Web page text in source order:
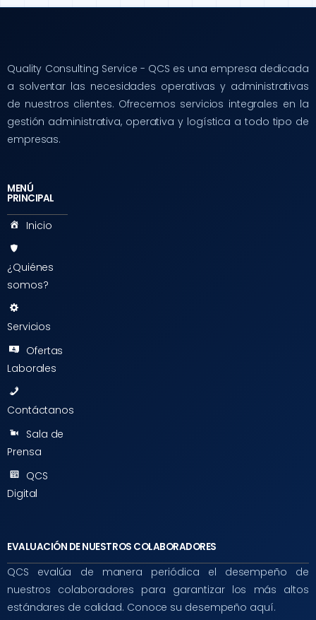
Quality Consulting Service - QCS es una empresa dedicada
a solventar las necesidades operativas y administrativas
de nuestros clientes. Ofrecemos servicios integrales en la
gestión administrativa, operativa y logística a todo tipo de
empresas.
MENÚ
PRINCIPAL
Inicio
¿Quiénes
somos?
Servicios
Ofertas
Laborales
Contáctanos
Sala de
Prensa
QCS
Digital
EVALUACIÓN DE NUESTROS COLABORADORES
QCS evalúa de manera periódica el desempeño de
nuestros colaboradores para garantizar los más altos
estándares de calidad. Conoce su desempeño aquí.